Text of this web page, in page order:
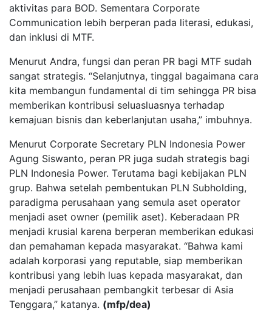
aktivitas para BOD. Sementara Corporate
Communication lebih berperan pada literasi, edukasi,
dan inklusi di MTF.
Menurut Andra, fungsi dan peran PR bagi MTF sudah
sangat strategis. “Selanjutnya, tinggal bagaimana cara
kita membangun fundamental di tim sehingga PR bisa
memberikan kontribusi seluasluasnya terhadap
kemajuan bisnis dan keberlanjutan usaha,” imbuhnya.
Menurut Corporate Secretary PLN Indonesia Power
Agung Siswanto, peran PR juga sudah strategis bagi
PLN Indonesia Power. Terutama bagi kebijakan PLN
grup. Bahwa setelah pembentukan PLN Subholding,
paradigma perusahaan yang semula aset operator
menjadi aset owner (pemilik aset). Keberadaan PR
menjadi krusial karena berperan memberikan edukasi
dan pemahaman kepada masyarakat. “Bahwa kami
adalah korporasi yang reputable, siap memberikan
kontribusi yang lebih luas kepada masyarakat, dan
menjadi perusahaan pembangkit terbesar di Asia
Tenggara,” katanya. (mfp/dea)